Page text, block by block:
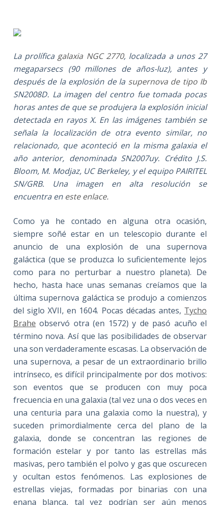
La prolífica galaxia NGC 2770, localizada a unos 27
megaparsecs (90 millones de años-luz), antes y
después de la explosión de la supernova de tipo Ib
SN2008D. La imagen del centro fue tomada pocas
horas antes de que se produjera la explosión inicial
detectada en rayos X. En las imágenes también se
señala la localización de otra evento similar, no
relacionado, que aconteció en la misma galaxia el
año anterior, denominada SN2007uy. Crédito J.S.
Bloom, M. Modjaz, UC Berkeley, y el equipo PAIRITEL
SN/GRB. Una imagen en alta resolución se
encuentra en este enlace.
Como ya he contado en alguna otra ocasión,
siempre soñé estar en un telescopio durante el
anuncio de una explosión de una supernova
galáctica (que se produzca lo suficientemente lejos
como para no perturbar a nuestro planeta). De
hecho, hasta hace unas semanas creíamos que la
última supernova galáctica se produjo a comienzos
del siglo XVII, en 1604. Pocas décadas antes, Tycho
Brahe observó otra (en 1572) y de pasó acuño el
término nova. Así que las posibilidades de observar
una son verdaderamente escasas. La observación de
una supernova, a pesar de un extraordinario brillo
intrínseco, es difícil principalmente por dos motivos:
son eventos que se producen con muy poca
frecuencia en una galaxia (tal vez una o dos veces en
una centuria para una galaxia como la nuestra), y
suceden primordialmente cerca del plano de la
galaxia, donde se concentran las regiones de
formación estelar y por tanto las estrellas más
masivas, pero también el polvo y gas que oscurecen
y ocultan estos fenómenos. Las explosiones de
estrellas viejas, formadas por binarias con una
enana blanca, tal vez podrían ser aún menos